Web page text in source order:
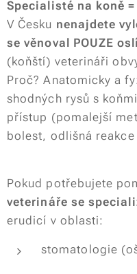
Specialisté na koně
V Česku nenajdete
se věnoval POUZE
(koňští) veterináři
Proč? Anatomicky a
shodných rysů s
přístup (pomalejší
bolest, odlišná reakce
Pokud potřebujete
veterináře se
erudicí v oblasti:
stomatologie